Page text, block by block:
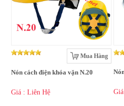
Mua Hàng
Nón cách điện khóa vặn N.20
Giá : Liên Hệ